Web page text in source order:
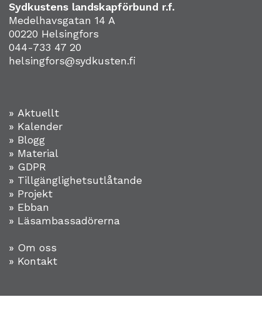
Sydkustens landskapförbund r.f.
Medelhavsgatan 14 A
00220 Helsingfors
044-733 47 20
helsingfors@sydkusten.fi
» Aktuellt
» Kalender
» Blogg
» Material
» GDPR
» Tillgänglighetsutlåtande
» Projekt
» Ebban
» Läsambassadörerna
» Om oss
» Kontakt